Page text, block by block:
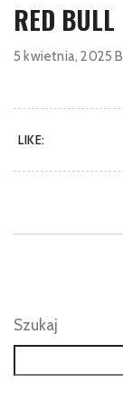
RED BULL
5 kwietnia, 2025
LIKE:
Szukaj